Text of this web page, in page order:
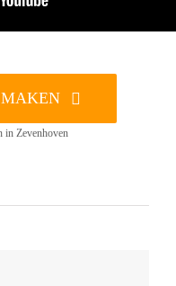
in Zevenhoven